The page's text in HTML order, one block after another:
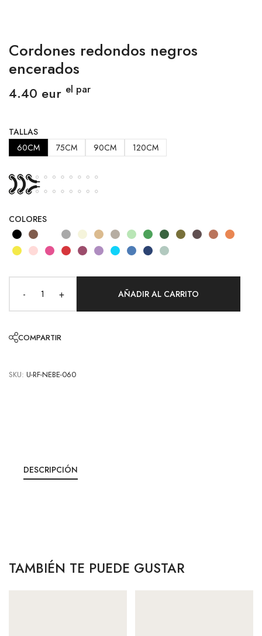
Cordones redondos negros
encerados
4.40 eur el par
TALLAS
60CM
75CM 90CM 120CM
COLORES
- +
COMPARTIR
SKU: U-RF-NEBE-060
DESCRIPCIÓN
TAMBIÉN TE PUEDE GUSTAR